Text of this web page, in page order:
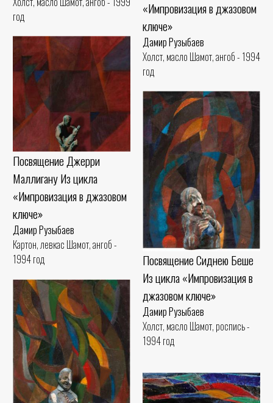
год
«Импровизация в джазовом
ключе»
Дамир Рузыбаев
Холст, масло Шамот, ангоб - 1994
год
Посвящение Джерри
Маллигану Из цикла
«Импровизация в джазовом
ключе»
Дамир Рузыбаев
Картон, левкас Шамот, ангоб -
1994 год
Посвящение Сиднею Беше
Из цикла «Импровизация в
джазовом ключе»
Дамир Рузыбаев
Холст, масло Шамот, роспись -
1994 год